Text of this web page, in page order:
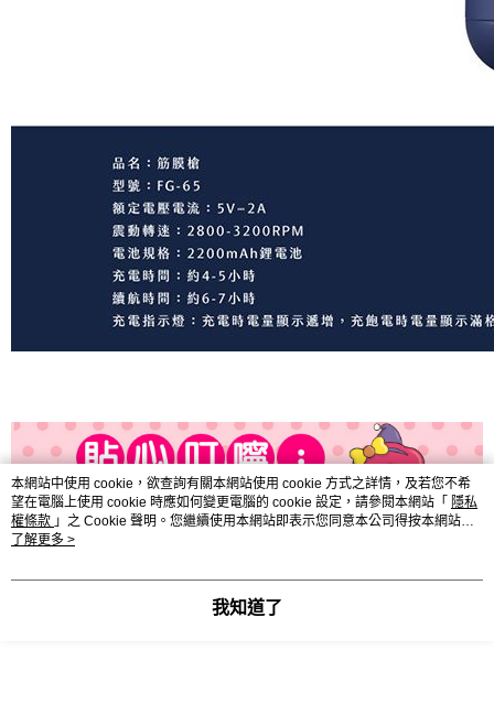
本網站中使用 cookie，欲查詢有關本網站使用 cookie 方式之詳情，及若您不希
望在電腦上使用 cookie 時應如何變更電腦的 cookie 設定，請參閱本網站「 隱私
權條款 」之 Cookie 聲明。您繼續使用本網站即表示您同意本公司得按本網站使
用條款之 Cookie 聲明使用 cookie。
了解更多 >
我知道了